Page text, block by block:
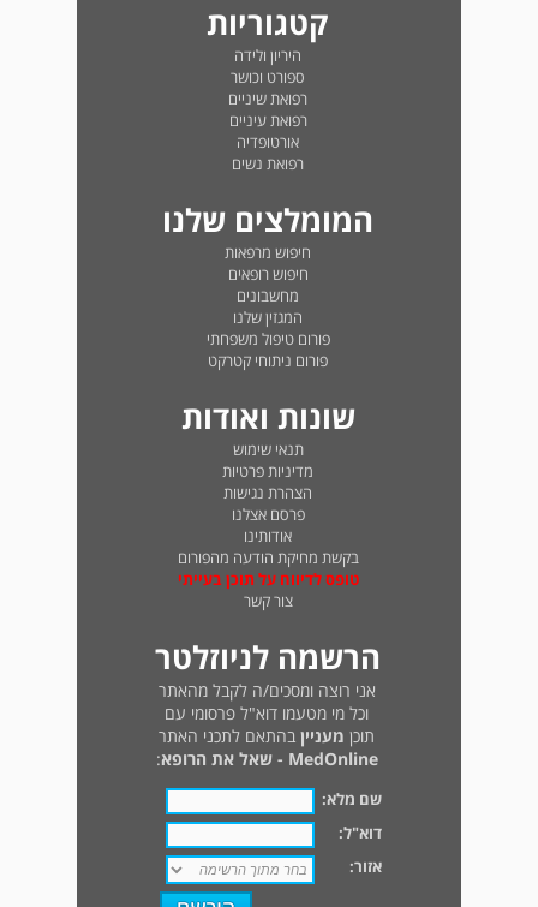
קטגוריות
היריון ולידה
ספורט וכושר
רפואת שיניים
רפואת עיניים
אורטופדיה
רפואת נשים
המומלצים שלנו
חיפוש מרפאות
חיפוש רופאים
מחשבונים
המגזין שלנו
פורום טיפול משפחתי
פורום ניתוחי קטרקט
שונות ואודות
תנאי שימוש
מדיניות פרטיות
הצהרת נגישות
פרסם אצלנו
אודותינו
בקשת מחיקת הודעה מהפורום
טופס לדיווח על תוכן בעייתי
צור קשר
הרשמה לניוזלטר
אני רוצה ומסכים/ה לקבל מהאתר
וכל מי מטעמו דוא"ל פרסומי עם
תוכן מעניין בהתאם לתכני האתר
MedOnline - שאל את הרופא
:
שם מלא:
דוא"ל:
אזור: